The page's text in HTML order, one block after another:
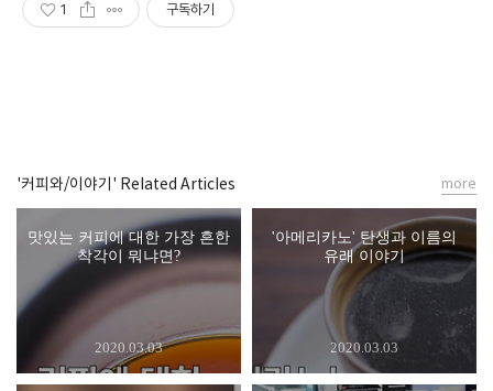
1 구독하기
'커피와/이야기' Related Articles
맛있는 커피에 대한 가장 흔한
착각이 뭐냐면?
2020.03.03
'아메리카노' 탄생과 이름의
유래 이야기
2020.03.03
more